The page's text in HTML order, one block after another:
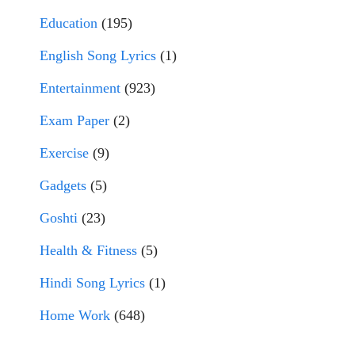
Education (195)
English Song Lyrics (1)
Entertainment (923)
Exam Paper (2)
Exercise (9)
Gadgets (5)
Goshti (23)
Health & Fitness (5)
Hindi Song Lyrics (1)
Home Work (648)